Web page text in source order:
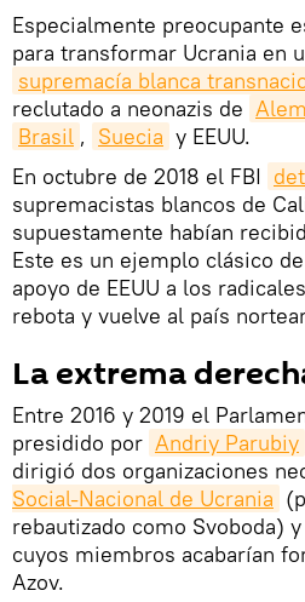
Especialmente preocupante
para transformar Ucrania en
supremacía blanca
reclutado a neonazis de
Brasil , Suecia y EEUU.
En octubre de 2018 el FBI
supremacistas blancos de
supuestamente habían
Este es un ejemplo clásico
apoyo de EEUU a los
rebota y vuelve al país
La extrema
Entre 2016 y 2019 el
presidido por Andriy Parubiy
dirigió dos organizaciones
Social-Nacional de Ucrania
rebautizado como Svoboda) y
cuyos miembros acabarían
Azov.